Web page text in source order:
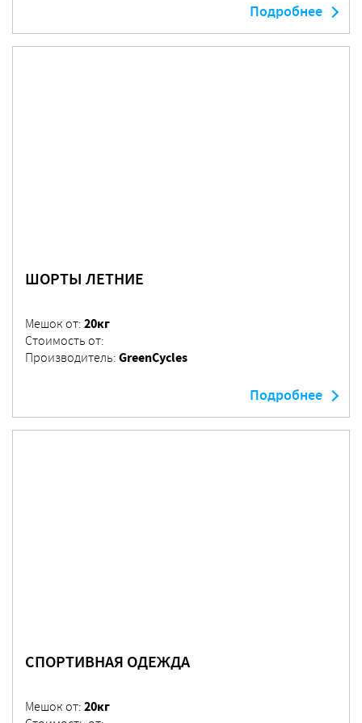
Подробнее
ШОРТЫ ЛЕТНИЕ
Мешок от: 20кг
Стоимость от:
Производитель: GreenCycles
Подробнее
СПОРТИВНАЯ ОДЕЖДА
Мешок от: 20кг